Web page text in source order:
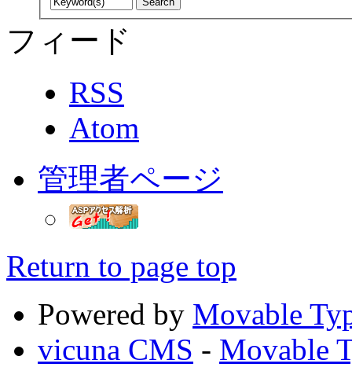
フィード
RSS
Atom
管理者ページ
Return to page top
Powered by Movable
vicuna CMS - Movable